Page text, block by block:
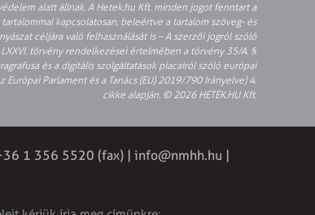
alatt állnak. A Hetek.hu Kft. minden jogot fenntart a
tartalommal kapcsolatosan, beleértve a tartalom szöveg- és
céljára való felhasználását is – A szerzői jogról szóló
törvény rendelkezései értelmében a törvény 35/A. §
és a digitális szolgáltatások piacairól szóló európai
Európai Parlament és a Tanács (EU) 2019/790 Irányelve) 4.
cikke alapján. © 2026 HETEK.HU Kft.
1 356 5520 (fax) | info@nmhh.hu